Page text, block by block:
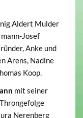
Aldert Mulder
Josef
Anke und
Arens, Nadine
Koop.
mit seiner
Nerenberg